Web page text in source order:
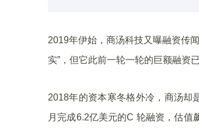
2019年伊始，商汤科技又曝融资传
实”，但它此前一轮一轮的巨额融资
2018年的资本寒冬格外冷，商汤
月完成6.2亿美元的C 轮融资，估值